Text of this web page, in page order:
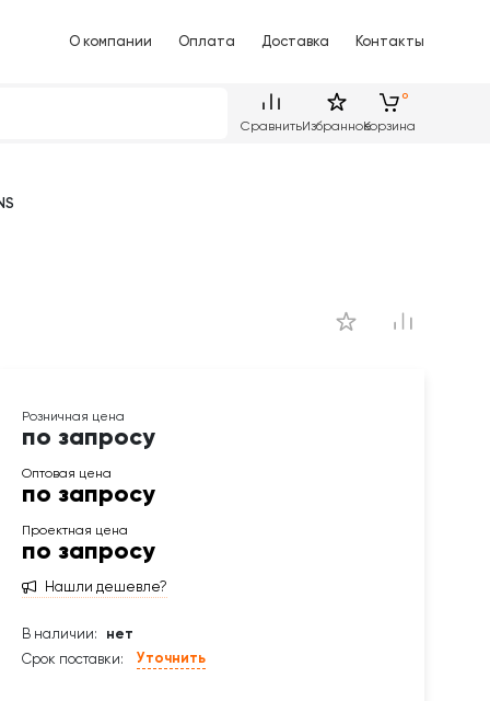
О компании Оплата Доставка Контакты
СравнитьИзбранноеКорзина
по запросу
по запросу
по запросу
Нашли дешевле?
В наличии:
нет
Срок поставки:
Уточнить